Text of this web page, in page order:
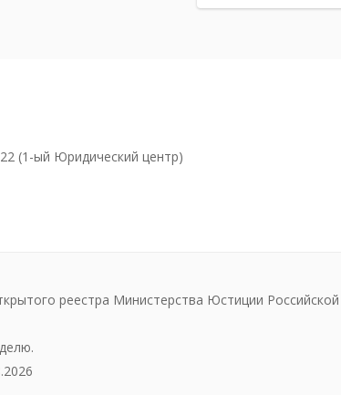
(1-ый Юридический центр)
реестра Министерства Юстиции